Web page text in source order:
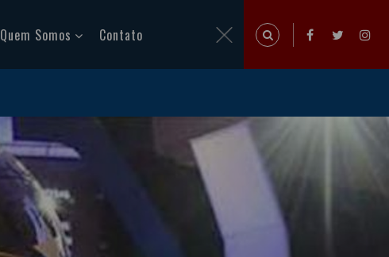
Quem Somos Contato